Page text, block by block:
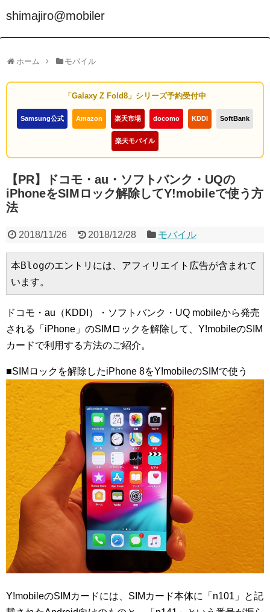
shimajiro@mobiler
ホーム モバイル
「Galaxy Z Fold8」シリーズ予約受付中
Samsung公式 Amazon 楽天市場 docomo KDDI SoftBank
楽天モバイル
【PR】ドコモ・au・ソフトバンク・UQの
iPhoneをSIMロック解除してY!mobileで使う方
法
2018/11/26 2018/12/28 モバイル
本Blogのエントリには、アフィリエイト広告が含まれて
います。
ドコモ・au（KDDI）・ソフトバンク・UQ mobileから発売
される「iPhone」のSIMロックを解除して、Y!mobileのSIM
カードで利用する方法のご紹介。
■SIMロックを解除したiPhone 8をY!mobileのSIMで使う
Y!mobileのSIMカードには、SIMカード本体に「n101」と記